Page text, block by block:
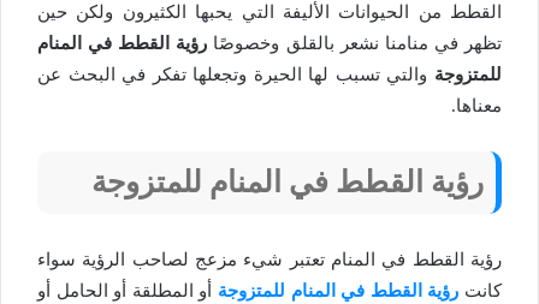
القطط من الحيوانات الأليفة التي يحبها الكثيرون ولكن حين
تظهر في منامنا نشعر بالقلق وخصوصًا رؤية القطط في المنام
للمتزوجة والتي تسبب لها الحيرة وتجعلها تفكر في البحث عن
معناها.
رؤية القطط في المنام للمتزوجة
رؤية القطط في المنام تعتبر شيء مزعج لصاحب الرؤية سواء
كانت رؤية القطط في المنام للمتزوجة أو المطلقة أو الحامل أو